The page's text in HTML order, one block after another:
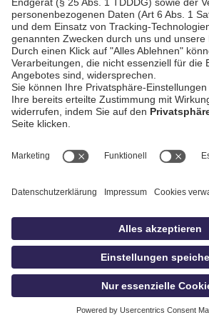
Bad
AGB / Gewinnspiele
Datenschutz
Impressum
idowa.de
Privatsphäre